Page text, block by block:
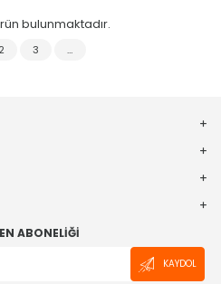
bulunmaktadır.
2 3 …
ABONELIĞI
KAYDOL